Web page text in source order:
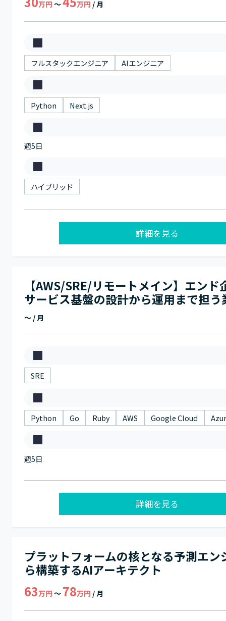
万円 ～ 万円 / 月
募
集
職
種
フルスタックエンジニア AIエンジニア
ス
キ
ル
Python Next.js
稼
働
日
数
週5日
働
き
ハイブリッド
詳細を見る
【AWS/SRE/リモートメイン】エン
サービス基盤の設計から運用まで担う
～ / 月
募
集
種
SRE
ス
キ
ル
Python Go Ruby AWS Google Cloud
稼
働
週5日
詳細を見る
プラットフォームの核となる予測エン
ら構築するAIアーキテクト
63万円 ～ 78万円 / 月